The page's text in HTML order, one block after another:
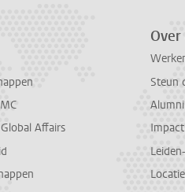
Affairs
Over
Steun
Alumni
Impact